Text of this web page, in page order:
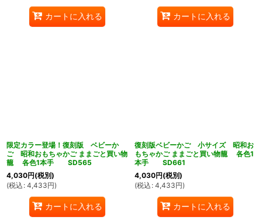
カートに入れる カートに入れる
限定カラー登場！復刻版 ベビーか
ご 昭和おもちゃかご ままごと買い物
籠 各色1本手 SD565
4,030円(税別)
(税込 : 4,433円)
カートに入れる
復刻版ベビーかご 小サイズ 昭和お
もちゃかご ままごと買い物籠 各色1
本手 SD661
4,030円(税別)
(税込 : 4,433円)
カートに入れる